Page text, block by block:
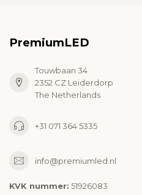
PremiumLED
Touwbaan 34
2352 CZ Leiderdorp
The Netherlands
+31 071 364 5335
info@premiumled.nl
KVK nummer: 51926083